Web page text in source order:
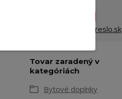
ekreslo@ekreslo.sk
Tovar zaradený v
kategóriách
Bytové doplnky